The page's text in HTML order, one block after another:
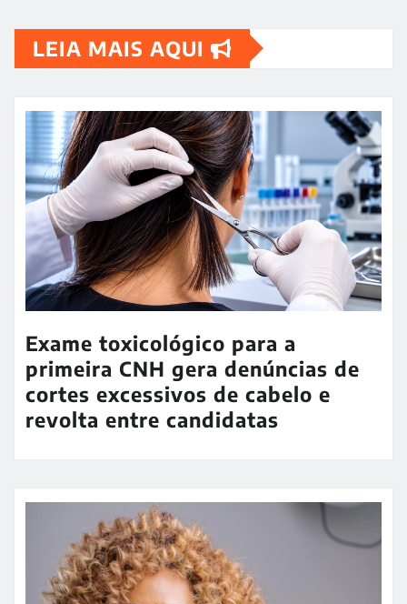
LEIA MAIS AQUI
Exame toxicológico para a
primeira CNH gera denúncias de
cortes excessivos de cabelo e
revolta entre candidatas